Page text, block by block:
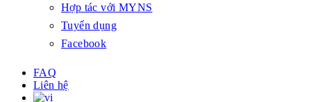
Hợp tác với MYNS
Tuyển dụng
Facebook
FAQ
Liên hệ